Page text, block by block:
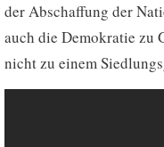
der Abschaffung der
auch die Demokratie zu
nicht zu einem